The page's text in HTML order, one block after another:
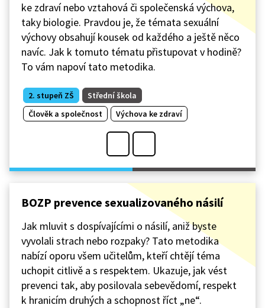
ke zdraví nebo vztahová či společenská výchova,
taky biologie. Pravdou je, že témata sexuální
výchovy obsahují kousek od každého a ještě něco
navíc. Jak k tomuto tématu přistupovat v hodině?
To vám napoví tato metodika.
2. stupeň ZŠ
Střední škola
Člověk a společnost
Výchova ke zdraví
BOZP prevence sexualizovaného násilí
Jak mluvit s dospívajícími o násilí, aniž byste
vyvolali strach nebo rozpaky? Tato metodika
nabízí oporu všem učitelům, kteří chtějí téma
uchopit citlivě a s respektem. Ukazuje, jak vést
prevenci tak, aby posilovala sebevědomí, respekt
k hranicím druhých a schopnost říct „ne“.